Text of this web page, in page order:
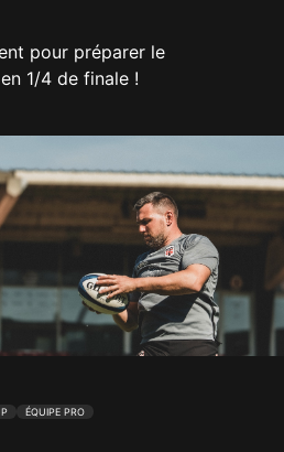
pour préparer le
1/4 de finale !
ÉQUIPE PRO